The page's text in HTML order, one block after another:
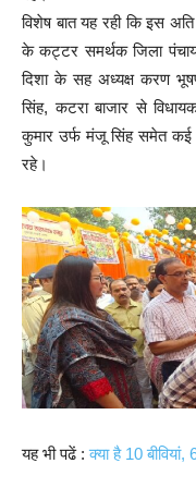
विशेष बात यह रही कि इस
के कट्टर समर्थक जिला
दिशा के सह अध्यक्ष करण
सिंह, कटरा बाजार से
कुमार उर्फ मंजू सिंह समेत कई
रहे।
यह भी पढें :क्या है 10